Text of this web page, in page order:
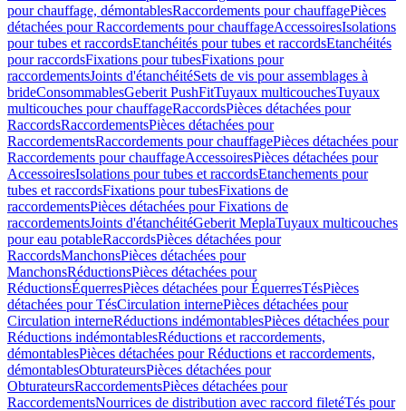
pour chauffage, démontablesRaccordements pour chauffagePièces
détachées pour Raccordements pour chauffageAccessoiresIsolations
pour tubes et raccordsEtanchéités pour tubes et raccordsEtanchéités
pour raccordsFixations pour tubesFixations pour
raccordementsJoints d'étanchéitéSets de vis pour assemblages à
brideConsommablesGeberit PushFitTuyaux multicouchesTuyaux
multicouches pour chauffageRaccordsPièces détachées pour
RaccordsRaccordementsPièces détachées pour
RaccordementsRaccordements pour chauffagePièces détachées pour
Raccordements pour chauffageAccessoiresPièces détachées pour
AccessoiresIsolations pour tubes et raccordsEtanchements pour
tubes et raccordsFixations pour tubesFixations de
raccordementsPièces détachées pour Fixations de
raccordementsJoints d'étanchéitéGeberit MeplaTuyaux multicouches
pour eau potableRaccordsPièces détachées pour
RaccordsManchonsPièces détachées pour
ManchonsRéductionsPièces détachées pour
RéductionsÉquerresPièces détachées pour ÉquerresTésPièces
détachées pour TésCirculation internePièces détachées pour
Circulation interneRéductions indémontablesPièces détachées pour
Réductions indémontablesRéductions et raccordements,
démontablesPièces détachées pour Réductions et raccordements,
démontablesObturateursPièces détachées pour
ObturateursRaccordementsPièces détachées pour
RaccordementsNourrices de distribution avec raccord filetéTés pour